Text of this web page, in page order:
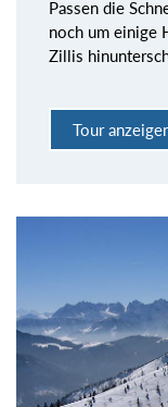
Passen die
noch um einige
Zillis
Tour